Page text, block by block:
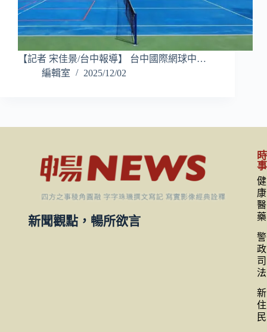
【記者 宋佳景/台中報導】 台中國際網球中…
編輯室
2025/12/02
新聞觀點，暢所欲言
時
事
健
康
醫
藥
警
政
司
法
新
住
民